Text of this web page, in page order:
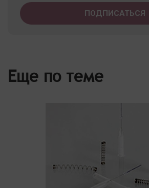
Еще по теме